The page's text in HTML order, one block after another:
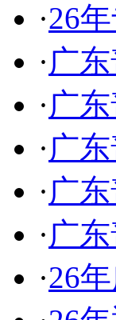
·26
·广
·广
·广
·广
·广
·26